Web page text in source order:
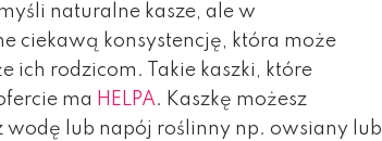
naturalne kasze, ale w
ciekawą konsystencję, która może
ich rodzicom. Takie kaszki, które
ma HELPA. Kaszkę możesz
wodę lub napój roślinny np. owsiany lub